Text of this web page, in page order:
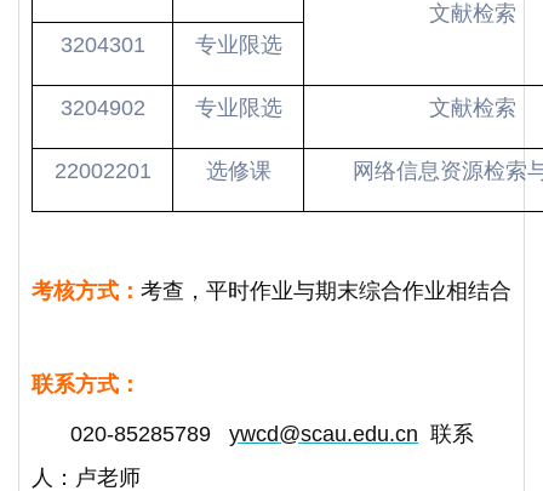
文献检索
3204301
专业限选
3204902 专业限选 文献检索
22002201 选修课 网络信息资源检索
考核方式 ： 考查，平时作业与期末综合作业相结合
联系方式 ：
020-85285789 ywcd@scau.edu.cn 联系
人：卢老师